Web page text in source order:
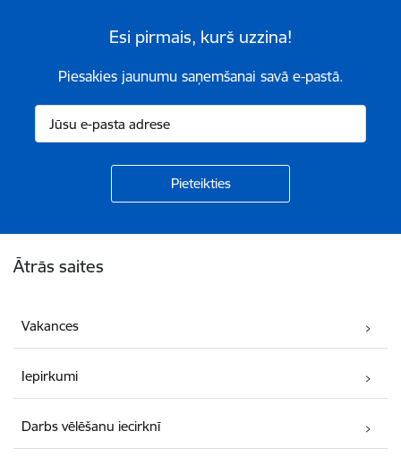
Esi pirmais, kurš uzzina!
Piesakies jaunumu saņemšanai savā e-pastā.
Ātrās saites
Vakances
Iepirkumi
Darbs vēlēšanu iecirknī